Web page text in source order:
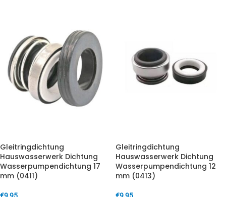
Gleitringdichtung
Hauswasserwerk Dichtung
Wasserpumpendichtung 17
mm (0411)
Gleitringdichtung
Hauswasserwerk Dichtung
Wasserpumpendichtung 12
mm (0413)